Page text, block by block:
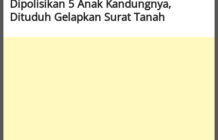
Dipolisikan 5 Anak Kandungnya,
Dituduh Gelapkan Surat Tanah